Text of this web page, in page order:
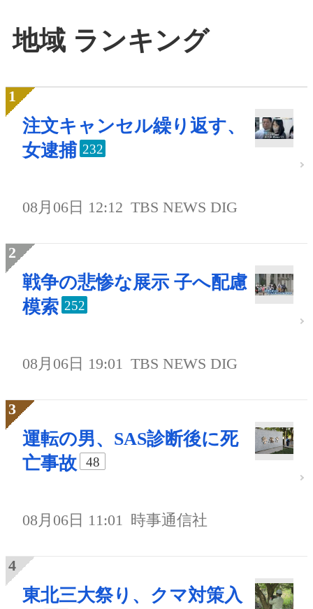
地域 ランキング
注文キャンセル繰り返す、
女逮捕 232
08月06日 12:12 TBS NEWS DIG
戦争の悲惨な展示 子へ配慮
模索 252
08月06日 19:01 TBS NEWS DIG
運転の男、SAS診断後に死
亡事故
48
08月06日 11:01 時事通信社
東北三大祭り、クマ対策入